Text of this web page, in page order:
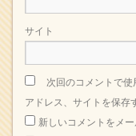
サイト
次回のコメントで
アドレス、サイトを保存
新しいコメントをメ